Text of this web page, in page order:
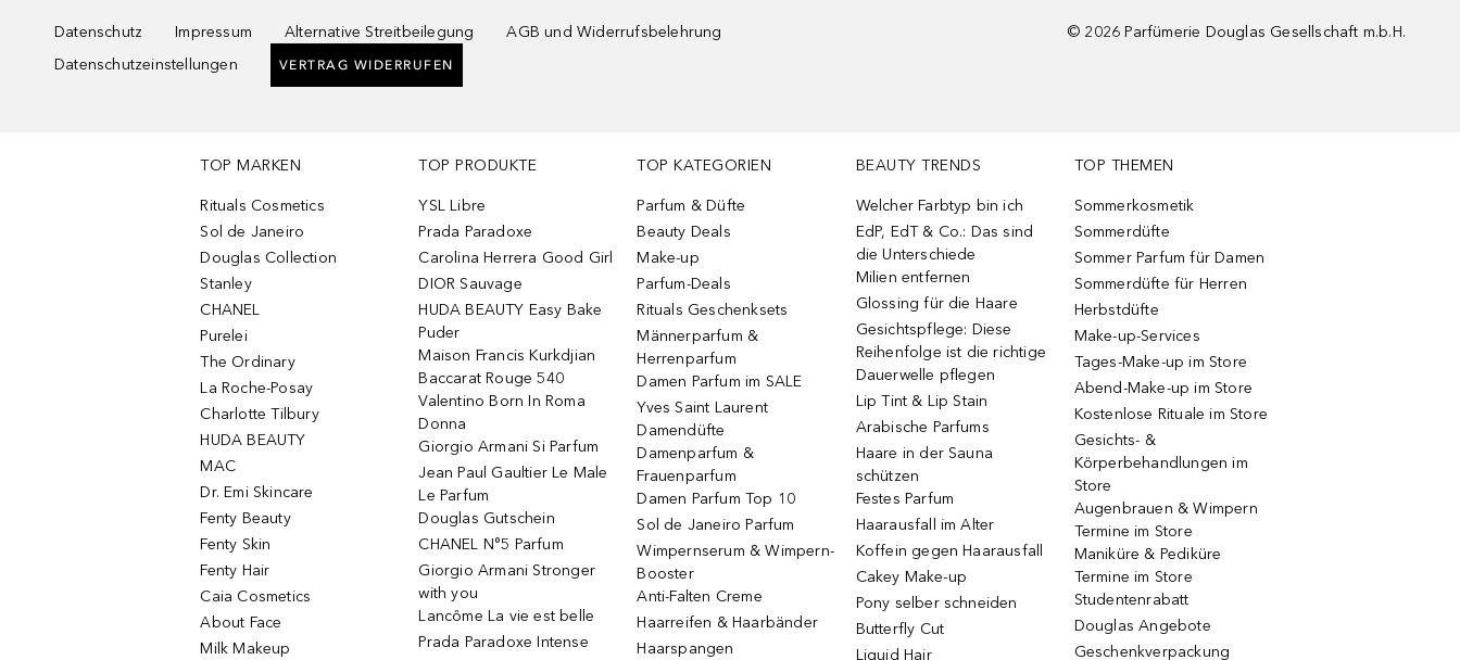
Datenschutz Impressum Alternative Streitbeilegung
AGB und Widerrufsbelehrung
Datenschutzeinstellungen
VERTRAG WIDERRUFEN
© 2026 Parfümerie Douglas Gesellschaft m.b.H.
TOP MARKEN
Rituals Cosmetics
Sol de Janeiro
Douglas Collection
Stanley
CHANEL
Purelei
The Ordinary
La Roche-Posay
Charlotte Tilbury
HUDA BEAUTY
MAC
Dr. Emi Skincare
Fenty Beauty
Fenty Skin
Fenty Hair
Caia Cosmetics
About Face
Milk Makeup
TOP PRODUKTE
YSL Libre
Prada Paradoxe
Carolina Herrera Good Girl
DIOR Sauvage
HUDA BEAUTY Easy Bake
Puder
Maison Francis Kurkdjian
Baccarat Rouge 540
Valentino Born In Roma
Donna
Giorgio Armani Si Parfum
Jean Paul Gaultier Le Male
Le Parfum
Douglas Gutschein
CHANEL N°5 Parfum
Giorgio Armani Stronger
with you
Lancôme La vie est belle
Prada Paradoxe Intense
TOP KATEGORIEN
Parfum & Düfte
Beauty Deals
Make-up
Parfum-Deals
Rituals Geschenksets
Männerparfum &
Herrenparfum
Damen Parfum im SALE
Yves Saint Laurent
Damendüfte
Damenparfum &
Frauenparfum
Damen Parfum Top 10
Sol de Janeiro Parfum
Wimpernserum & Wimpern-
Booster
Anti-Falten Creme
Haarreifen & Haarbänder
Haarspangen
BEAUTY TRENDS
Welcher Farbtyp bin ich
EdP, EdT & Co.: Das sind
die Unterschiede
Milien entfernen
Glossing für die Haare
Gesichtspflege: Diese
Reihenfolge ist die richtige
Dauerwelle pflegen
Lip Tint & Lip Stain
Arabische Parfums
Haare in der Sauna
schützen
Festes Parfum
Haarausfall im Alter
Koffein gegen Haarausfall
Cakey Make-up
Pony selber schneiden
Butterfly Cut
Liquid Hair
TOP THEMEN
Sommerkosmetik
Sommerdüfte
Sommer Parfum für Damen
Sommerdüfte für Herren
Herbstdüfte
Make-up-Services
Tages-Make-up im Store
Abend-Make-up im Store
Kostenlose Rituale im Store
Gesichts- &
Körperbehandlungen im
Store
Augenbrauen & Wimpern
Termine im Store
Maniküre & Pediküre
Termine im Store
Studentenrabatt
Douglas Angebote
Geschenkverpackung